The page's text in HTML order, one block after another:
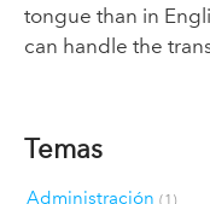
tongue than in
can handle the
Temas
Administración (1)